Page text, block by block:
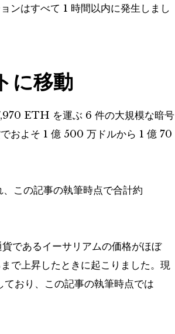
ンはすべて 1 時間以内に発生しまし
に移動
ETH を運ぶ 6 件の大規模な暗号
およそ 1 億 500 万ドルから 1 億 70
この記事の執筆時点で合計約
であるイーサリアムの価格がほぼ
で上昇したときに起こりました。現
おり、この記事の執筆時点では